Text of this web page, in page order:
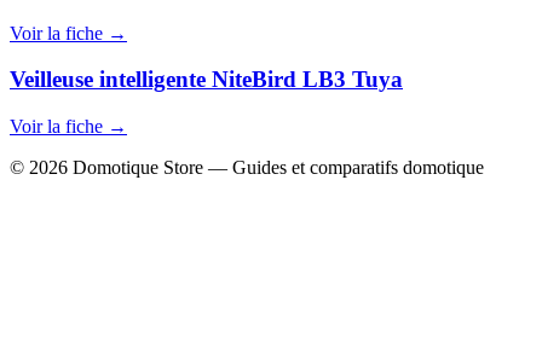
Voir la fiche →
Veilleuse intelligente NiteBird LB3 Tuya
Voir la fiche →
© 2026 Domotique Store — Guides et comparatifs domotique